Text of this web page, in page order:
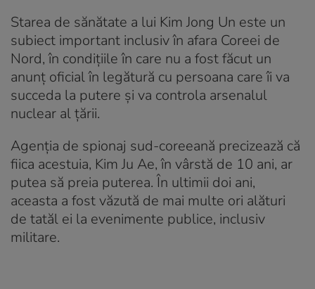
Starea de sănătate a lui Kim Jong Un este un
subiect important inclusiv în afara Coreei de
Nord, în condițiile în care nu a fost făcut un
anunț oficial în legătură cu persoana care îi va
succeda la putere și va controla arsenalul
nuclear al țării.
Agenția de spionaj sud-coreeană precizează că
fiica acestuia, Kim Ju Ae, în vârstă de 10 ani, ar
putea să preia puterea. În ultimii doi ani,
aceasta a fost văzută de mai multe ori alături
de tatăl ei la evenimente publice, inclusiv
militare.